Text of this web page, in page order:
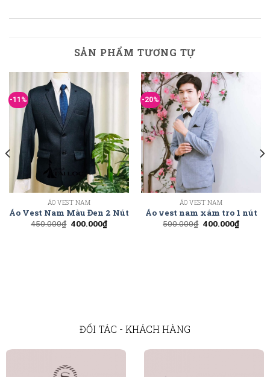
SẢN PHẨM TƯƠNG TỰ
-11%
ÁO VEST NAM
Áo Vest Nam Màu Đen 2 Nút
450.000₫ 400.000₫
-20%
ÁO VEST NAM
Áo vest nam xám tro 1 nút
500.000₫ 400.000₫
ĐỐI TÁC - KHÁCH HÀNG